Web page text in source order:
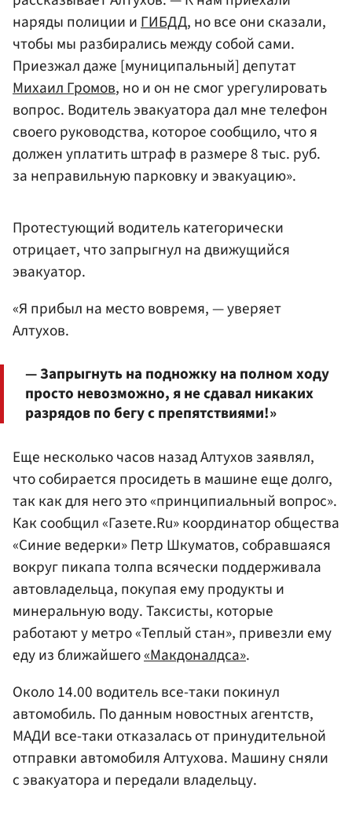
наряды полиции иГИБДД, но все они сказали,
чтобы мы разбирались между собой сами.
Приезжал даже [муниципальный] депутат
Михаил Громов, но и он не смог урегулировать
вопрос. Водитель эвакуатора дал мне телефон
своего руководства, которое сообщило, что я
должен уплатить штраф в размере 8 тыс. руб.
за неправильную парковку и эвакуацию».
Протестующий водитель категорически
отрицает, что запрыгнул на движущийся
эвакуатор.
«Я прибыл на место вовремя, — уверяет
Алтухов.
— Запрыгнуть на подножку на полном ходу
просто невозможно, я не сдавал никаких
разрядов по бегу с препятствиями!»
Еще несколько часов назад Алтухов заявлял,
что собирается просидеть в машине еще долго,
так как для него это «принципиальный вопрос».
Как сообщил «Газете.Ru» координатор общества
«Синие ведерки» Петр Шкуматов, собравшаяся
вокруг пикапа толпа всячески поддерживала
автовладельца, покупая ему продукты и
минеральную воду. Таксисты, которые
работают у метро «Теплый стан», привезли ему
еду из ближайшего«Макдоналдса».
Около 14.00 водитель все-таки покинул
автомобиль. По данным новостных агентств,
МАДИ все-таки отказалась от принудительной
отправки автомобиля Алтухова. Машину сняли
с эвакуатора и передали владельцу.